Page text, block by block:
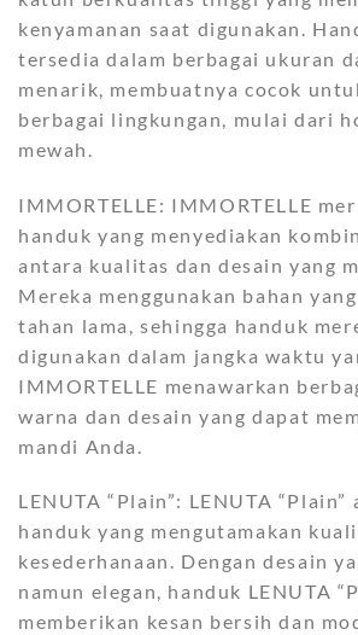
kenyamanan saat digunakan.
tersedia dalam berbagai ukuran
menarik, membuatnya cocok
berbagai lingkungan, mulai dari
mewah.
IMMORTELLE: IMMORTELLE
handuk yang menyediakan
antara kualitas dan desain yang
Mereka menggunakan bahan
tahan lama, sehingga handuk
digunakan dalam jangka waktu
IMMORTELLE menawarkan
warna dan desain yang dapat
mandi Anda.
LENUTA “Plain”: LENUTA “Plain”
handuk yang mengutamakan
kesederhanaan. Dengan desain
namun elegan, handuk LENUTA
memberikan kesan bersih dan